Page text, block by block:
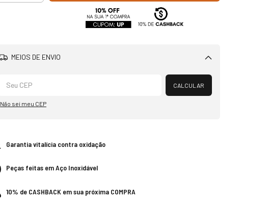
MEIOS DE ENVIO
Alterar CEP
CALCULAR
Não sei meu CEP
Garantia vitalícia contra oxidação
Peças feitas em Aço Inoxidável
10% de CASHBACK em sua próxima COMPRA